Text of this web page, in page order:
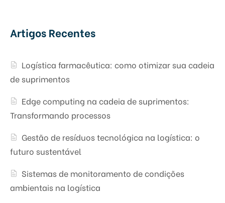
Artigos Recentes
Logística farmacêutica: como otimizar sua cadeia
de suprimentos
Edge computing na cadeia de suprimentos:
Transformando processos
Gestão de resíduos tecnológica na logística: o
futuro sustentável
Sistemas de monitoramento de condições
ambientais na logística